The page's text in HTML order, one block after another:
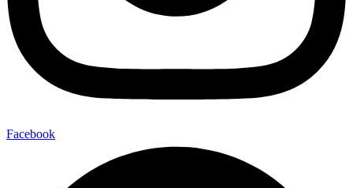
Facebook